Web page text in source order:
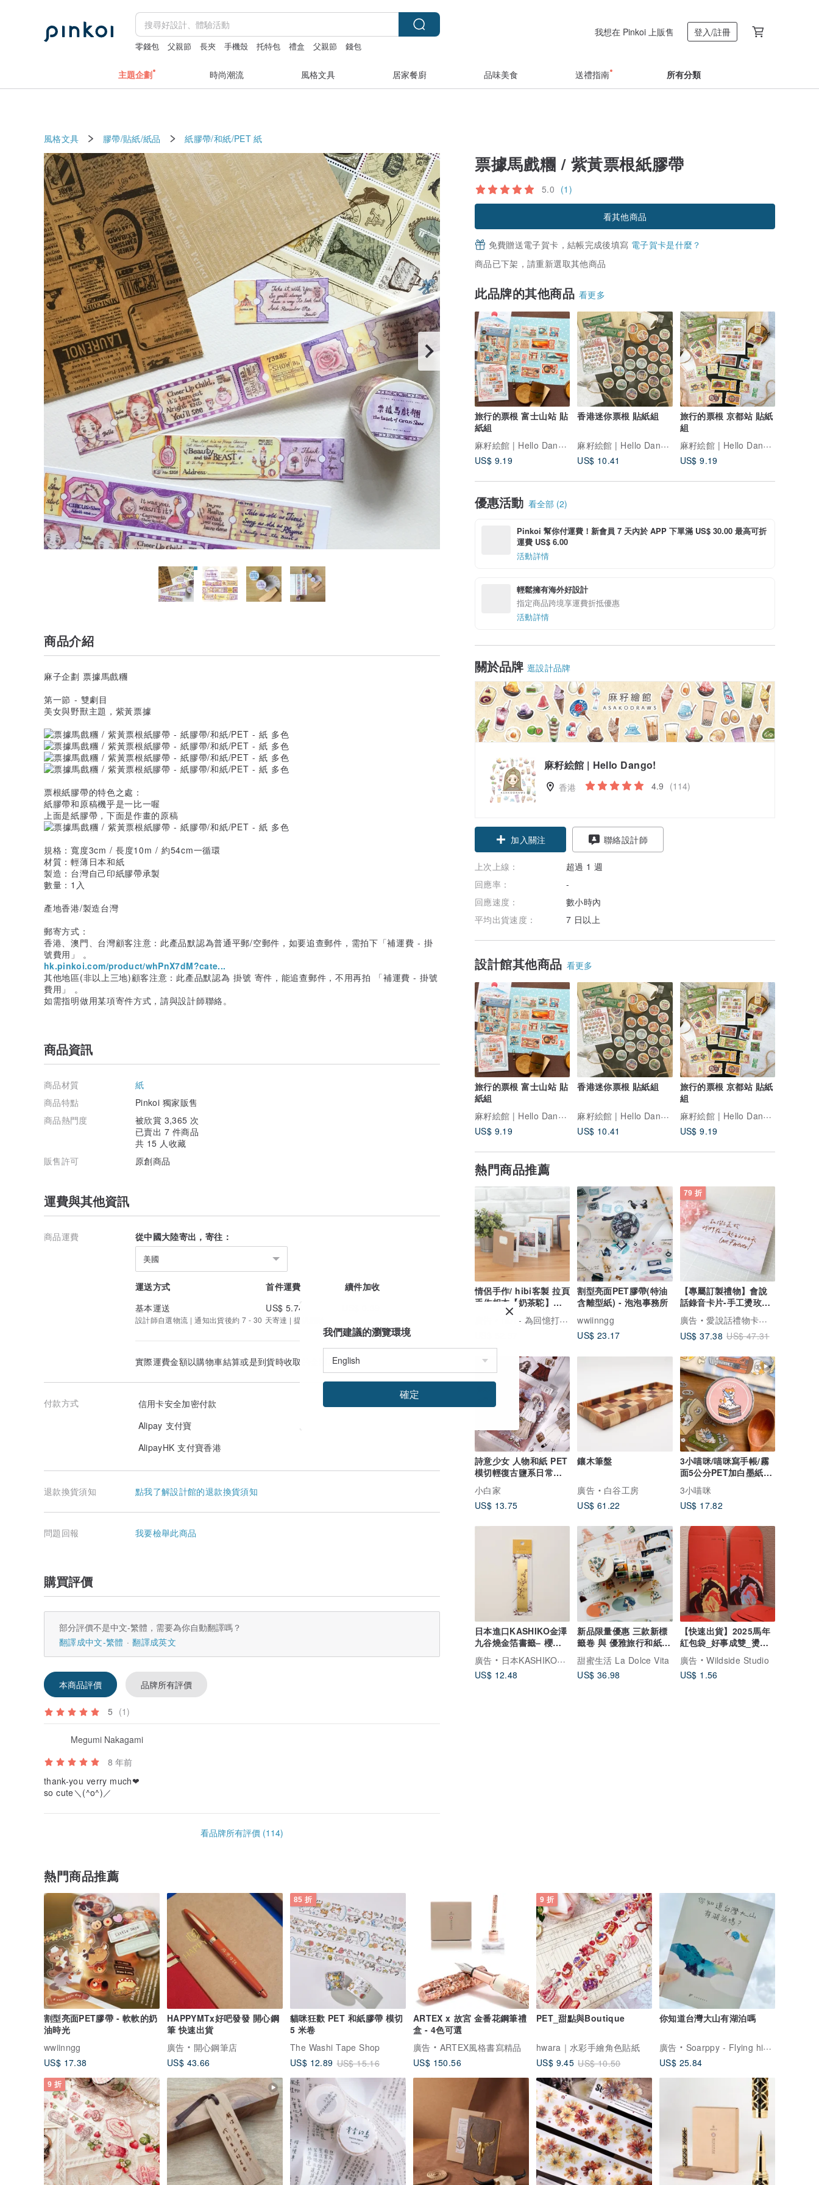
零錢包 父親節 長夾 手機殼 托特包 禮盒 父親節 錢包
我想在 Pinkoi 上販售 登入/註冊
主題企劃 時尚潮流 風格文具 居家餐廚 品味美食 送禮指南 所有分類
風格文具 膠帶/貼紙/紙品 紙膠帶/和紙/PET 紙
票據馬戲糰 / 紫黃票根紙膠帶
5.0 (1)
看其他商品
免費贈送電子賀卡，結帳完成後填寫 電子賀卡是什麼？
商品已下架，請重新選取其他商品
此品牌的其他商品 看更多
旅行的票根 富士山站 貼
紙組
麻籽絵館 | Hello Dango!
US$ 9.19
香港迷你票根 貼紙組
麻籽絵館 | Hello Dango!
US$ 10.41
旅行的票根 京都站 貼紙
組
麻籽絵館 | Hello Dango!
US$ 9.19
優惠活動 看全部 (2)
Pinkoi 幫你付運費！新會員 7 天內於 APP 下單滿 US$ 30.00 最高可折
運費 US$ 6.00
活動詳情
輕鬆擁有海外好設計
指定商品跨境享運費折抵優惠
活動詳情
關於品牌 逛設計品牌
麻籽絵館 | Hello Dango!
香港 4.9 (114)
加入關注 聯絡設計師
上次上線：
超過 1 週
回應率：
-
回應速度：
數小時內
平均出貨速度：
7 日以上
設計館其他商品 看更多
旅行的票根 富士山站 貼
紙組
麻籽絵館 | Hello Dango!
US$ 9.19
香港迷你票根 貼紙組
麻籽絵館 | Hello Dango!
US$ 10.41
旅行的票根 京都站 貼紙
組
麻籽絵館 | Hello Dango!
US$ 9.19
熱門商品推薦
情侶手作/ hibi客製 拉頁
手作相本【奶茶駝】週
年紀念禮物hibi - 為回憶打造專屬的家
割型亮面PET膠帶(特油
含離型紙) - 泡泡事務所
wwiinngg
US$ 23.17
79 折
【專屬訂製禮物】會說
話錄音卡片-手工燙玫瑰
金 男女友 七夕 紀念
廣告
愛說話禮物卡片部屋
US$ 37.38 US$ 47.31
詩意少女 人物和紙 PET
模切輕復古鹽系日常文
創手帳膠帶
小白家
US$ 13.75
鑲木筆盤
廣告
白谷工房
US$ 61.22
3小喵咪/喵咪寫手帳/霧
面5公分PET加白墨紙膠
帶/有切膜附離型紙
3小喵咪
US$ 17.82
日本進口KASHIKO金澤
九谷燒金箔書籤– 櫻花 /
柴田有希佳繪
廣告
日本KASHIKO金澤九谷燒設計文具
US$ 12.48
新品限量優惠 三款新標
籤卷 與 優雅旅行和紙膠
帶 贈送memo貼紙組
甜蜜生活 La Dolce Vita
US$ 36.98
【快速出貨】2025馬年
紅包袋_好事成雙_燙金/
雷射銀
廣告
Wildside Studio
US$ 1.56
商品介紹
麻子企劃 票據馬戲糰
第一節 - 雙劇目
美女與野獸主題，紫黃票據
票根紙膠帶的特色之處：
紙膠帶和原稿機乎是一比一喔
上面是紙膠帶，下面是作畫的原稿
規格：寬度3cm / 長度10m / 約54cm一循環
材質：輕薄日本和紙
製造：台灣自己印紙膠帶承製
數量：1入
產地香港/製造台灣
郵寄方式：
香港、澳門、台灣顧客注意：此產品默認為普通平郵/空郵件，如要追查郵件，需拍下「補運費 - 掛
號費用」 。
hk.pinkoi.com/product/whPnX7dM?cate...
其他地區(非以上三地)顧客注意：此產品默認為 掛號 寄件，能追查郵件，不用再拍 「補運費 - 掛號
費用」 。
如需指明做用某項寄件方式，請與設計師聯絡。
商品資訊
商品材質
紙
商品特點
Pinkoi 獨家販售
商品熱門度
被欣賞 3,365 次
已賣出 7 件商品
共 15 人收藏
販售許可
原創商品
運費與其他資訊
商品運費 從中國大陸寄出，寄往：
美國
運送方式 首件運費
續件加收
基本運送
US$ 5.74
設計師自選物流 | 通知出貨後約 7 - 30 天寄達 | 提供追蹤
實際運費金額以購物車結算或是到貨時收取的金額為準。
付款方式
信用卡安全加密付款
Alipay 支付寶
AlipayHK 支付寶香港
退款換貨須知 點我了解設計館的退款換貨須知
問題回報 我要檢舉此商品
購買評價
部分評價不是中文-繁體，需要為你自動翻譯嗎？
翻譯成中文-繁體
翻譯成英文
本商品評價 品牌所有評價
5 (1)
Megumi Nakagami
8 年前
thank-you verry much❤
so cute＼(^o^)／
看品牌所有評價 (114)
熱門商品推薦
割型亮面PET膠帶 - 軟軟的奶
油時光
wwiinngg
US$ 17.38
HAPPYMTx好吧發發 開心鋼
筆 快速出貨
廣告
開心鋼筆店
US$ 43.66
85 折
貓咪狂歡 PET 和紙膠帶 模切
5 米卷
The Washi Tape Shop
US$ 12.89 US$ 15.16
ARTEX x 故宮 金番花鋼筆禮
盒 - 4色可選
廣告
ARTEX風格書寫精品
US$ 150.56
9 折
PET_甜點與Boutique
hwara｜水彩手繪角色貼紙
US$ 9.45 US$ 10.50
你知道台灣大山有湖泊嗎
廣告
Soarppy - Flying high, Sooo happy!
US$ 25.84
9 折
我們建議的瀏覽環境
確定